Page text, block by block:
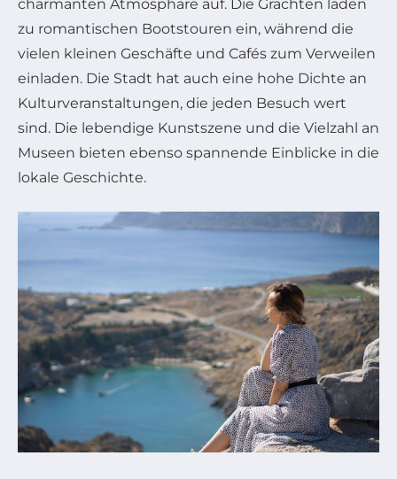
charmanten Atmosphäre auf. Die Grachten laden
zu romantischen Bootstouren ein, während die
vielen kleinen Geschäfte und Cafés zum Verweilen
einladen. Die Stadt hat auch eine hohe Dichte an
Kulturveranstaltungen, die jeden Besuch wert
sind. Die lebendige Kunstszene und die Vielzahl an
Museen bieten ebenso spannende Einblicke in die
lokale Geschichte.